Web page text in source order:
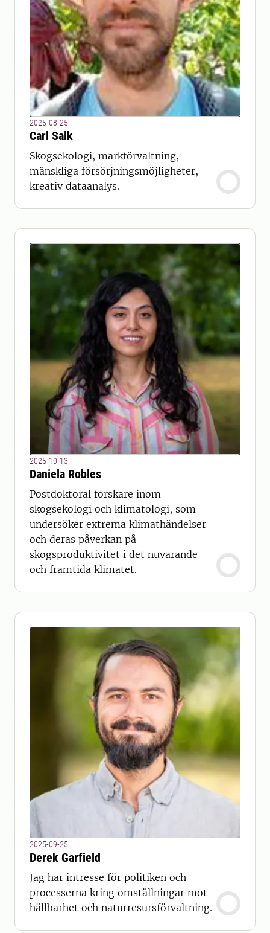
2025-08-25
Carl Salk
Skogsekologi, markförvaltning,
mänskliga försörjningsmöjligheter,
kreativ dataanalys.
2025-10-13
Daniela Robles
Postdoktoral forskare inom
skogsekologi och klimatologi, som
undersöker extrema klimathändelser
och deras påverkan på
skogsproduktivitet i det nuvarande
och framtida klimatet.
2025-09-25
Derek Garfield
Jag har intresse för politiken och
processerna kring omställningar mot
hållbarhet och naturresursförvaltning.